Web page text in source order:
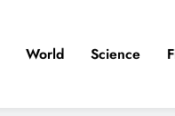
World Science